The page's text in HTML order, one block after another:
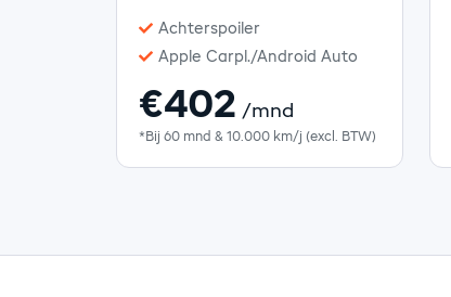
Achterspoiler
Apple Carpl./Android Auto
€402 /mnd
*Bij 60 mnd & 10.000 km/j (excl. BTW)